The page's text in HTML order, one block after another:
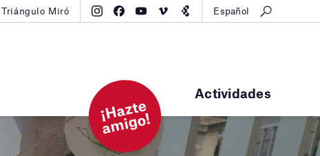
Actividades
Triángulo Miró Español
¡
H
a
zt
e
a
mi
g
o!